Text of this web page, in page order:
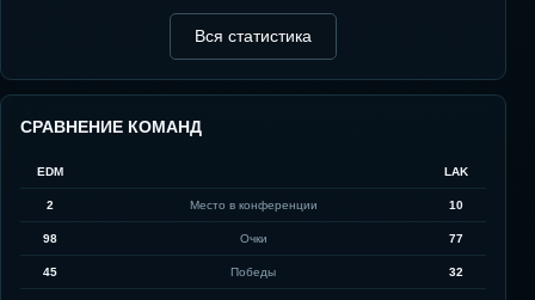
Вся статистика
СРАВНЕНИЕ КОМАНД
EDM LAK
2 Место в конференции 10
98 Очки 77
45 Победы 32